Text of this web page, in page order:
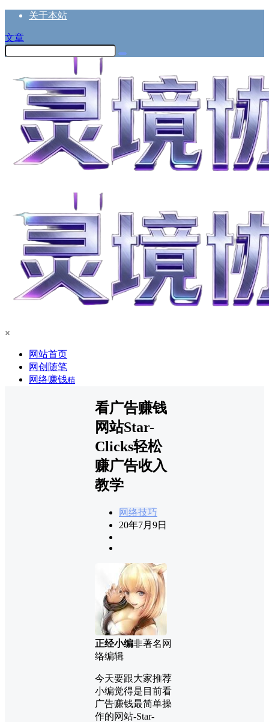
关于本站
文章
×
网站首页
网创随笔
网络赚钱精
看广告赚钱
网站Star-
Clicks轻松
赚广告收入
教学
网络技巧
20年7月9日
正经小编非著名网
络编辑
今天要跟大家推荐
小编觉得是目前看
广告赚钱最简单操
作的网站-Star-